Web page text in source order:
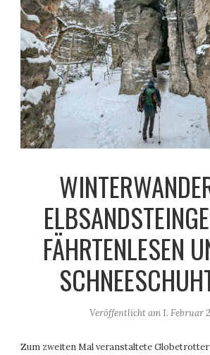
FÄHRTENLESEN
Veröffentlicht am 1. Februar
Zum zweiten Mal veranstaltete